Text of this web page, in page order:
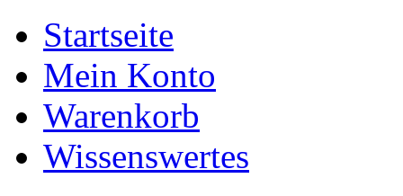
Startseite
Mein Konto
Warenkorb
Wissenswertes